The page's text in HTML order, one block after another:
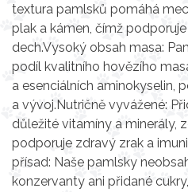
textura pamlsků pomáhá
plak a kámen, čímž
dech.Vysoký obsah masa:
podíl kvalitního hovězího
a esenciálních aminokyselin,
a vývoj.Nutričně vyvážené:
důležité vitamíny a minerály,
podporuje zdravý zrak a
přísad: Naše pamlsky
konzervanty ani přidané